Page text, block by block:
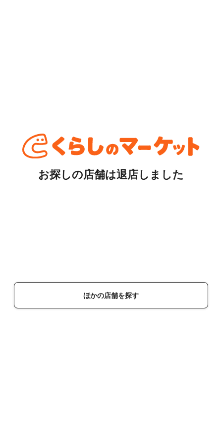
お探しの店舗は退店しました
ほかの店舗を探す